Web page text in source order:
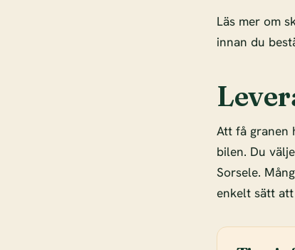
Läs mer om
innan du
Att få granen
bilen. Du
Sorsele.
enkelt sätt